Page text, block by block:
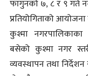
फागुनको ७, ८ र ९ गते
प्रतियोगिताको
कुश्मा नगरपालिकाका
बसेको कुश्मा नगर
व्यवस्थापन तथा